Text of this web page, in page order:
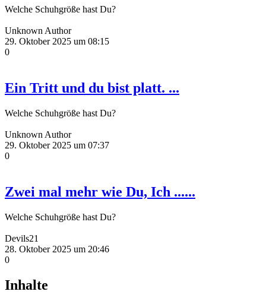
Welche Schuhgröße hast Du?
Unknown Author
29. Oktober 2025 um 08:15
0
Ein Tritt und du bist platt. ...
Welche Schuhgröße hast Du?
Unknown Author
29. Oktober 2025 um 07:37
0
Zwei mal mehr wie Du, Ich ......
Welche Schuhgröße hast Du?
Devils21
28. Oktober 2025 um 20:46
0
Inhalte